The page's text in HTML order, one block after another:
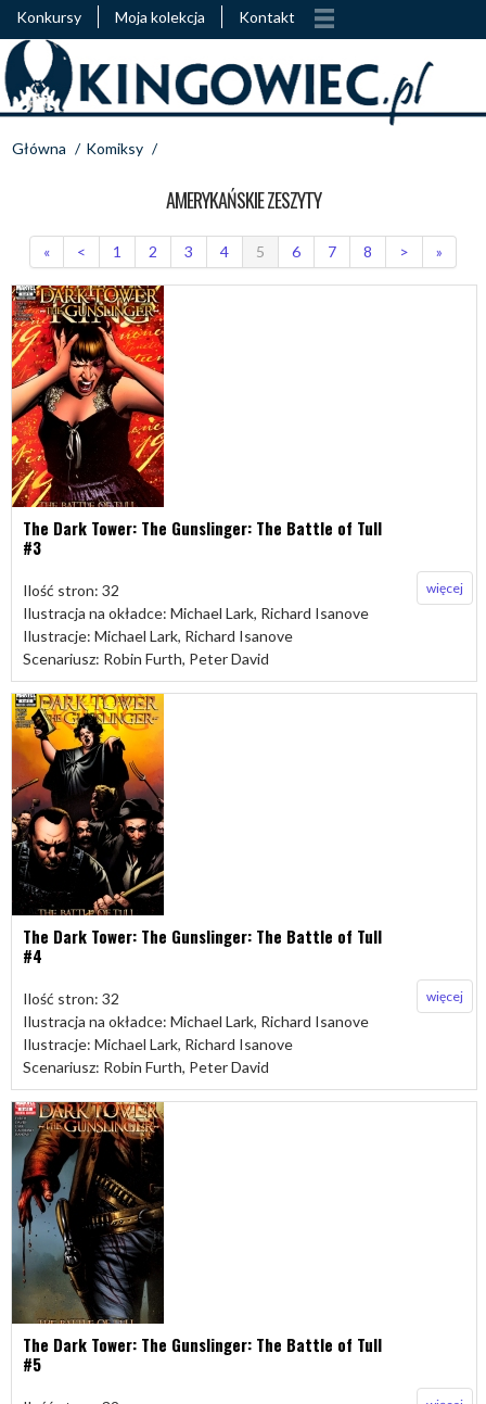
Konkursy Moja kolekcja Kontakt
Główna / Komiksy /
AMERYKAŃSKIE ZESZYTY
« < 1 2 3 4 5 6 7 8 > »
The Dark Tower: The Gunslinger: The Battle of Tull
#3
Ilość stron: 32
Ilustracja na okładce: Michael Lark, Richard Isanove
Ilustracje: Michael Lark, Richard Isanove
Scenariusz: Robin Furth, Peter David
więcej
The Dark Tower: The Gunslinger: The Battle of Tull
#4
Ilość stron: 32
Ilustracja na okładce: Michael Lark, Richard Isanove
Ilustracje: Michael Lark, Richard Isanove
Scenariusz: Robin Furth, Peter David
więcej
The Dark Tower: The Gunslinger: The Battle of Tull
#5